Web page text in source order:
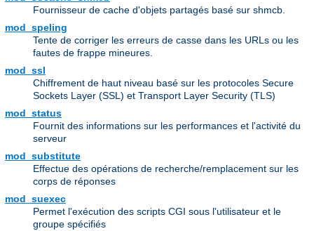
Fournisseur de cache d'objets partagés basé sur shmcb.
mod_speling
Tente de corriger les erreurs de casse dans les URLs ou les
fautes de frappe mineures.
mod_ssl
Chiffrement de haut niveau basé sur les protocoles Secure
Sockets Layer (SSL) et Transport Layer Security (TLS)
mod_status
Fournit des informations sur les performances et l'activité du
serveur
mod_substitute
Effectue des opérations de recherche/remplacement sur les
corps de réponses
mod_suexec
Permet l'exécution des scripts CGI sous l'utilisateur et le
groupe spécifiés